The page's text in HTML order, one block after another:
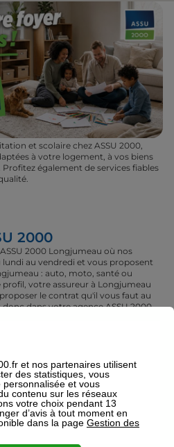
et scolaire chez ASSU 2000,
à votre logement, à vos biens
également de services fiables
2000
2000 Longjumeau où nos
au vendredi et vous proposent
: auto, moto, santé ou
votre assureur à Longjumeau
le contrat qu'il vous faut au
dans votre agence ASSU 2000
particuliers
et nos partenaires utilisent
des statistiques, vous
et vous
contenu sur les réseaux
votre choix pendant 13
d’avis à tout moment en
dans la page Gestion des